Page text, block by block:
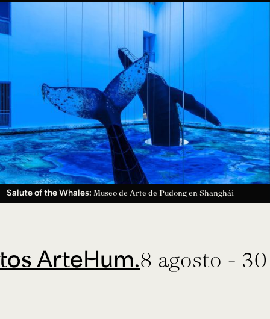
Salute of the Whales: Museo de Arte de Pudong en Shanghái
8 agosto - 30